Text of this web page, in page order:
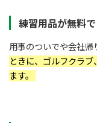
練習用品が無料
用事のついでや会社帰
ときに、ゴルフクラ
ます。